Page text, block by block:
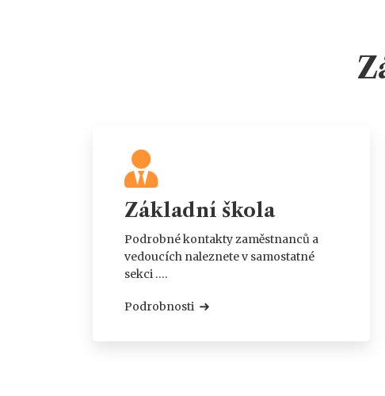
Základní škola
Podrobné kontakty zaměstnanců a
vedoucích naleznete v samostatné
sekci ….
Podrobnosti